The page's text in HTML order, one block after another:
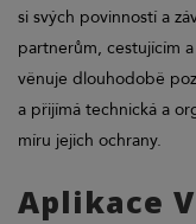
si svých povinností a
partnerům, cestujícím
věnuje dlouhodobě
a přijímá technická a
míru jejich ochrany.
Aplikace